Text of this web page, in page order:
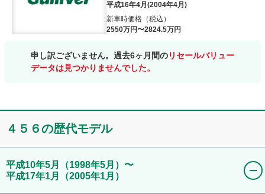
平成16年4月 (2004年4月 )
新車時価格（税込）
2550万円〜2824.5万円
申し訳ございません。過去6ヶ月間のリセールバリュー
データは見つかりませんでした。
４５６の歴代モデル
平成10年5月 （1998年5月） 〜
平成17年1月
（2005年1月）